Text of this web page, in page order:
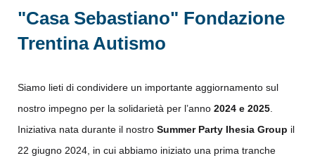
"Casa Sebastiano" Fondazione
Trentina Autismo
Siamo lieti di condividere un importante aggiornamento sul
nostro impegno per la solidarietà per l’anno 2024 e 2025
Iniziativa nata durante il nostro Summer Party Ihesia Group il
22 giugno 2024, in cui abbiamo iniziato una prima tranche